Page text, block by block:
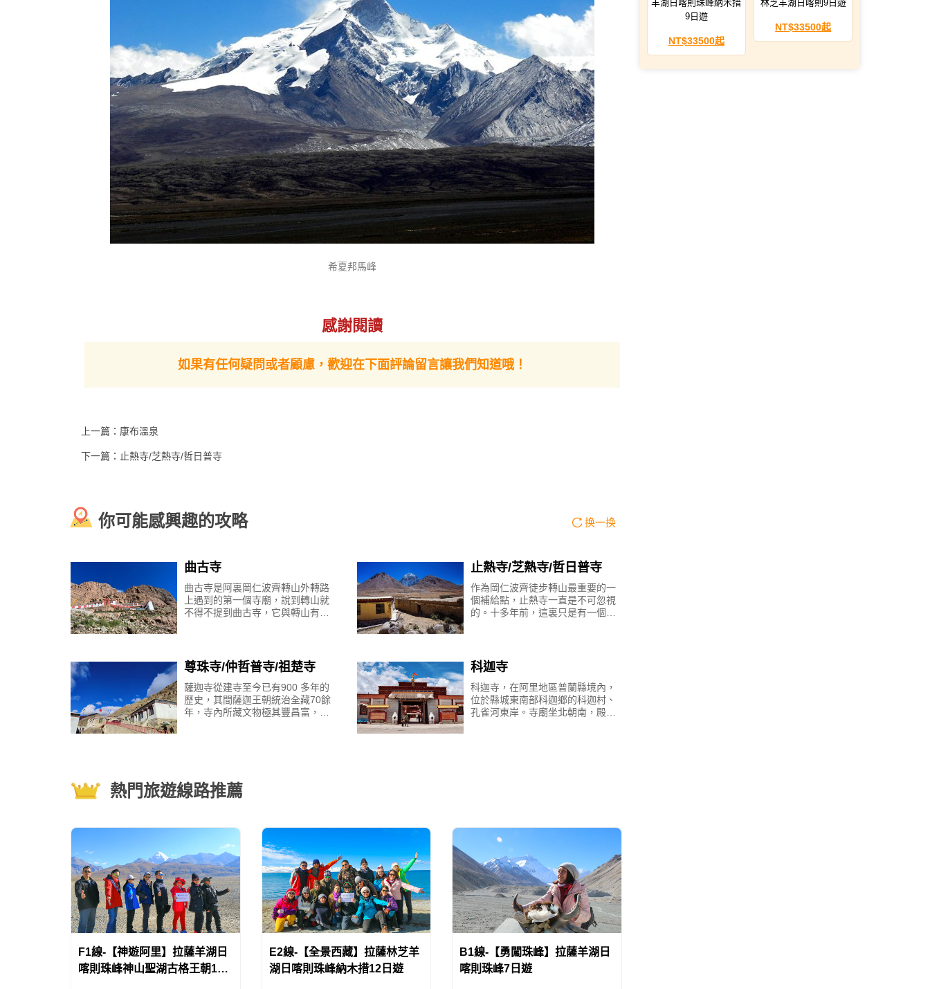
希夏邦馬峰
感謝閱讀
如果有任何疑問或者顧慮，歡迎在下面評論留言讓我們知道哦！
上一篇： 康布溫泉
下一篇： 止熱寺/芝熱寺/哲日普寺
你可能感興趣的攻略 换一换
曲古寺
曲古寺是阿裏岡仁波齊轉山外轉路
上遇到的第一個寺廟，說到轉山就
不得不提到曲古寺，它與轉山有一
止熱寺/芝熱寺/哲日普寺
作為岡仁波齊徒步轉山最重要的一
個補給點，止熱寺一直是不可忽視
的。十多年前，這裏只是有一個寺
尊珠寺/仲哲普寺/祖楚寺
薩迦寺從建寺至今已有900 多年的
歷史，其間薩迦王朝統治全藏70餘
年，寺內所藏文物極其豐昌富，其
科迦寺
科迦寺，在阿里地區普蘭縣境內，
位於縣城東南部科迦鄉的科迦村、
孔雀河東岸。寺廟坐北朝南，殿宇
熱門旅遊線路推薦
F1線-【神遊阿里】拉薩羊湖日
喀則珠峰神山聖湖古格王朝16
E2線-【全景西藏】拉薩林芝羊
湖日喀則珠峰納木措12日遊
B1線-【勇闖珠峰】拉薩羊湖日
喀則珠峰7日遊
羊湖日喀則珠峰納木措
9日遊
NT$33500起
林芝羊湖日喀則9日遊
NT$33500起